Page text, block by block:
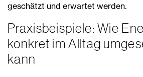
geschätzt und erwartet werden.
Praxisbeispiele: Wie
konkret im Alltag
kann